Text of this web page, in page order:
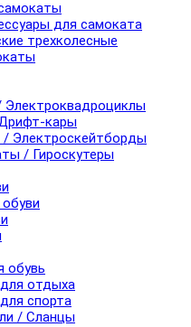
для самоката
трехколесные
Электроквадроциклы
кары
/ Электроскейтборды
/ Гироскутеры
обувь
отдыха
спорта
/ Сланцы